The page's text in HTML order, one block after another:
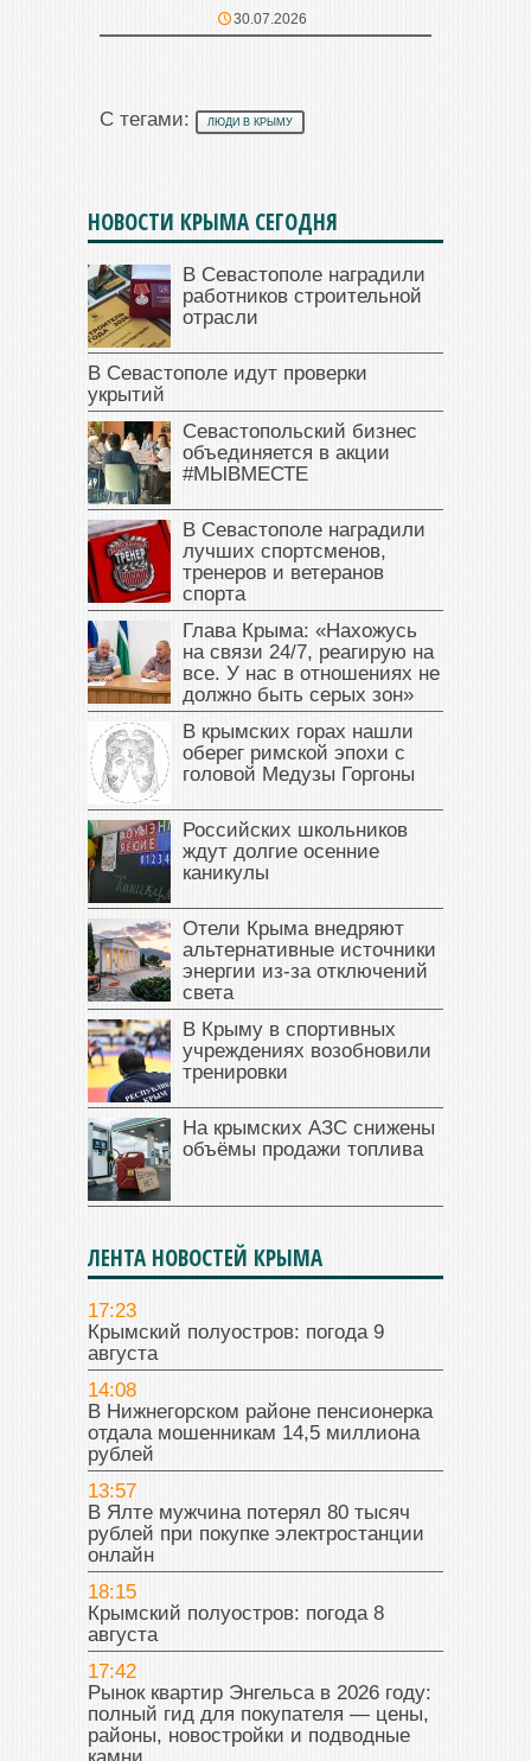
30.07.2026
С тегами: ЛЮДИ В КРЫМУ
НОВОСТИ КРЫМА СЕГОДНЯ
В Севастополе наградили
работников строительной
отрасли
В Севастополе идут проверки
укрытий
Севастопольский бизнес
объединяется в акции
#МЫВМЕСТЕ
В Севастополе наградили
лучших спортсменов,
тренеров и ветеранов
спорта
Глава Крыма: «Нахожусь
на связи 24/7, реагирую на
все. У нас в отношениях не
должно быть серых зон»
В крымских горах нашли
оберег римской эпохи с
головой Медузы Горгоны
Российских школьников
ждут долгие осенние
каникулы
Отели Крыма внедряют
альтернативные источники
энергии из-за отключений
света
В Крыму в спортивных
учреждениях возобновили
тренировки
На крымских АЗС снижены
объёмы продажи топлива
ЛЕНТА НОВОСТЕЙ КРЫМА
17:23
Крымский полуостров: погода 9
августа
14:08
В Нижнегорском районе пенсионерка
отдала мошенникам 14,5 миллиона
рублей
13:57
В Ялте мужчина потерял 80 тысяч
рублей при покупке электростанции
онлайн
18:15
Крымский полуостров: погода 8
августа
17:42
Рынок квартир Энгельса в 2026 году:
полный гид для покупателя — цены,
районы, новостройки и подводные